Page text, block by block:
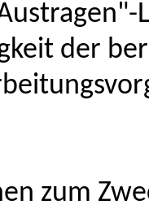
der
zum